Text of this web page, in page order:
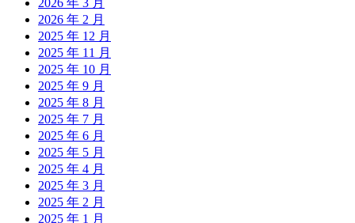
2026 年 3 月
2026 年 2 月
2025 年 12 月
2025 年 11 月
2025 年 10 月
2025 年 9 月
2025 年 8 月
2025 年 7 月
2025 年 6 月
2025 年 5 月
2025 年 4 月
2025 年 3 月
2025 年 2 月
2025 年 1 月